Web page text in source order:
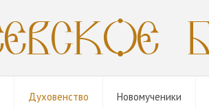
Духовенство Новомученики